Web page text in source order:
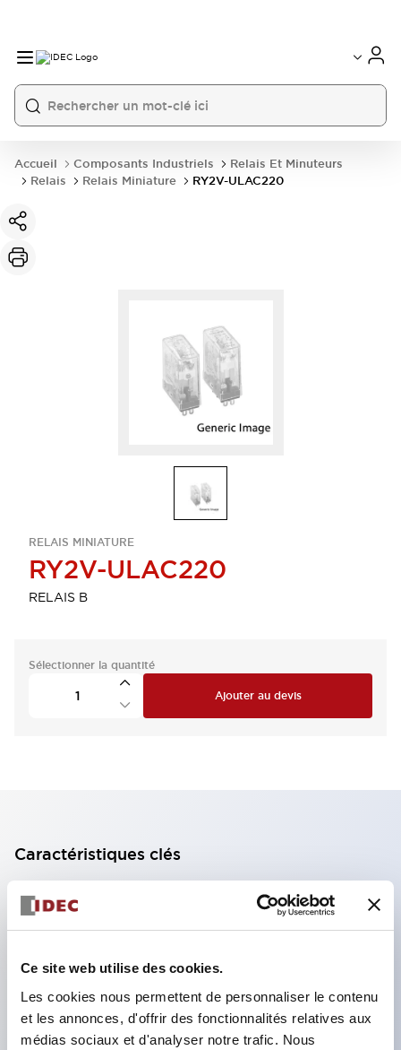
Ce site web utilise des cookies.
Les cookies nous permettent de personnaliser le contenu
et les annonces, d'offrir des fonctionnalités relatives aux
médias sociaux et d'analyser notre trafic. Nous
Accueil Composants Industriels
Relais Et Minuteurs
Relais
Relais Miniature RY2V-ULAC220
RELAIS MINIATURE
RY2V-ULAC220
RELAIS B
Sélectionner la quantité
Ajouter au devis
Caractéristiques clés
Modèle DPDT
Contacts plaqués or série RY standard
support de montage supérieur
Options de montage incluant montage supérieur,